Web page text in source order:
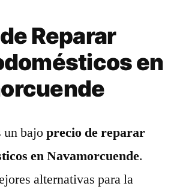
Reparar
en
un bajoprecio de reparar
en Navamorcuende.
alternativas para la